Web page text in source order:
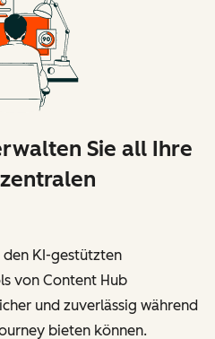
Sie all Ihre
den KI-gestützten
von Content Hub
und zuverlässig während
bieten können.